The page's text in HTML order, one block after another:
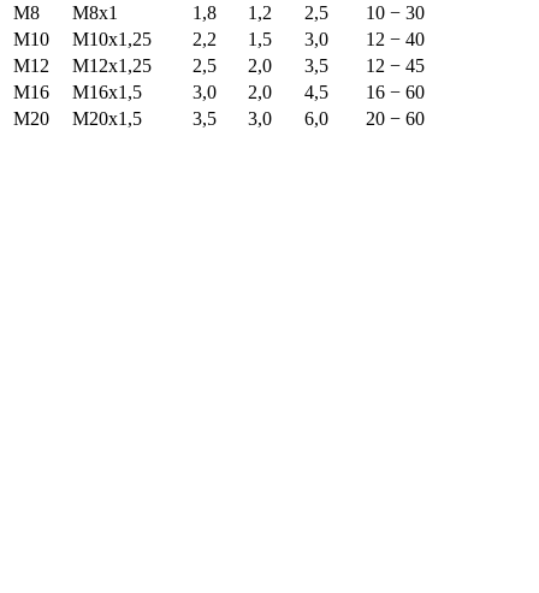
M8
M8x1 1,8 1,2 2,5
10 − 30
M10
M10x1,25 2,2 1,5 3,0
12 − 40
M12
M12x1,25 2,5 2,0 3,5
12 − 45
M16
M16x1,5 3,0 2,0 4,5
16 − 60
M20
M20x1,5 3,5 3,0 6,0 20 − 60